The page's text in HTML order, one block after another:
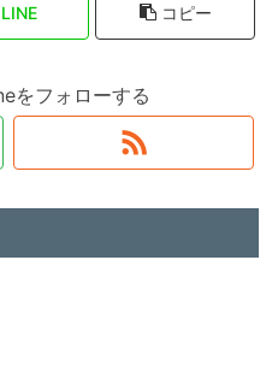
LINE コピー
をフォローする